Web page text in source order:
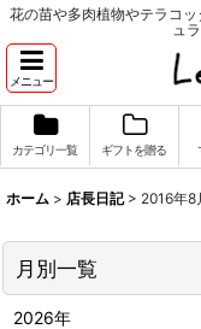
花の苗や多肉植物やテラコ
ュ
メニュー
カテゴリ一覧 ギフトを贈る
ホーム > 店長日記 > 2016年8
月別一覧
2026年